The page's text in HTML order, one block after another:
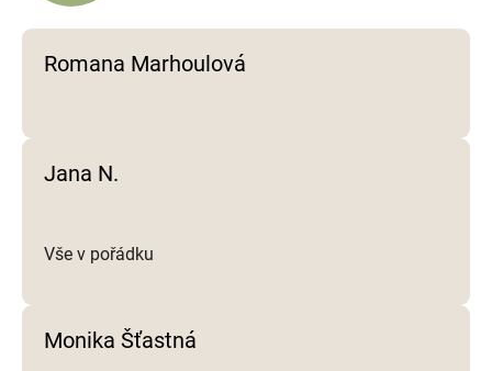
k
y
Romana Marhoulová
Jana N.
Vše v pořádku
Monika Šťastná